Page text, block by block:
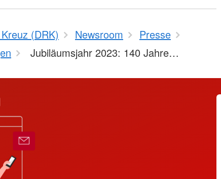
(DRK) Newsroom
Presse
Jubiläumsjahr 2023: 140 Jahre…